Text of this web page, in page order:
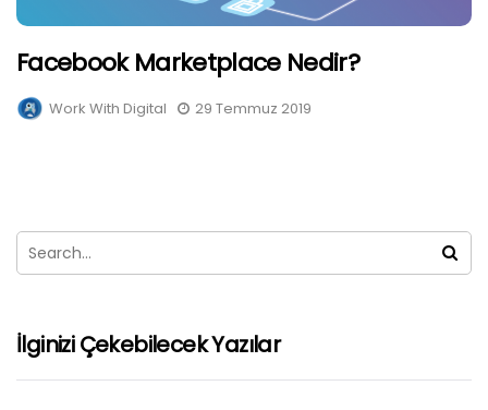
Facebook Marketplace Nedir?
Work With Digital 29 Temmuz 2019
İlginizi Çekebilecek Yazılar